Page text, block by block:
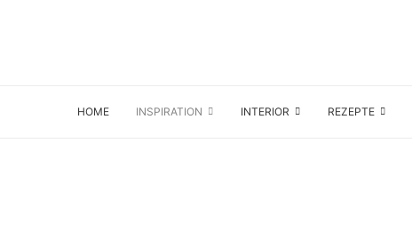
HOME INSPIRATION INTERIOR REZEPTE